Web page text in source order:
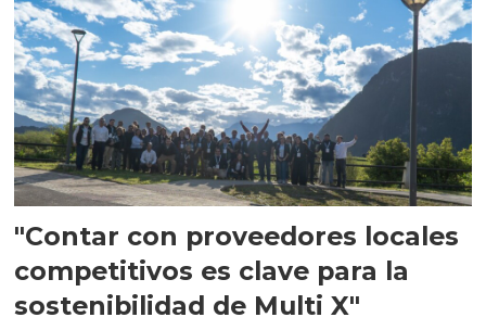
"Contar con proveedores locales
competitivos es clave para la
sostenibilidad de Multi X"